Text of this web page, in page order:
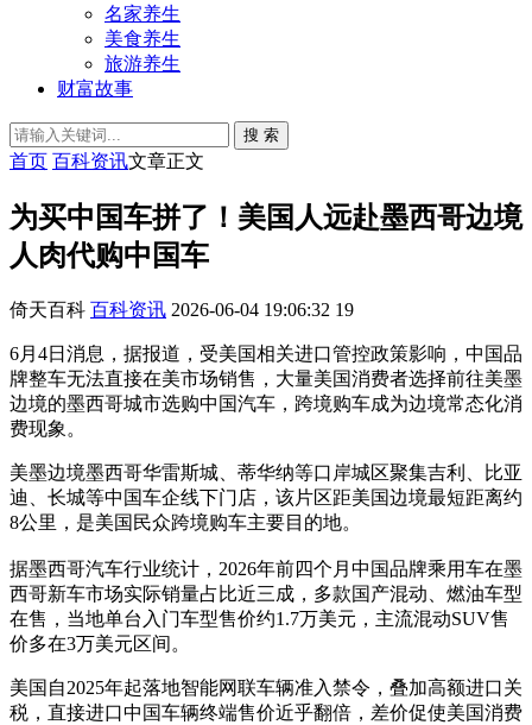
名家养生
美食养生
旅游养生
财富故事
搜 索
首页 百科资讯文章正文
为买中国车拼了！美国人远赴墨西哥边境
人肉代购中国车
倚天百科 百科资讯 2026-06-04 19:06:32 19
6月4日消息，据报道，受美国相关进口管控政策影响，中国品
牌整车无法直接在美市场销售，大量美国消费者选择前往美墨
边境的墨西哥城市选购中国汽车，跨境购车成为边境常态化消
费现象。
美墨边境墨西哥华雷斯城、蒂华纳等口岸城区聚集吉利、比亚
迪、长城等中国车企线下门店，该片区距美国边境最短距离约
8公里，是美国民众跨境购车主要目的地。
据墨西哥汽车行业统计，2026年前四个月中国品牌乘用车在墨
西哥新车市场实际销量占比近三成，多款国产混动、燃油车型
在售，当地单台入门车型售价约1.7万美元，主流混动SUV售
价多在3万美元区间。
美国自2025年起落地智能网联车辆准入禁令，叠加高额进口关
税，直接进口中国车辆终端售价近乎翻倍，差价促使美国消费